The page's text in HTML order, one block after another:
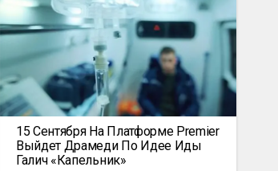
15 Сентября На Платформе Premier
Выйдет Драмеди По Идее Иды
Галич «Капельник»